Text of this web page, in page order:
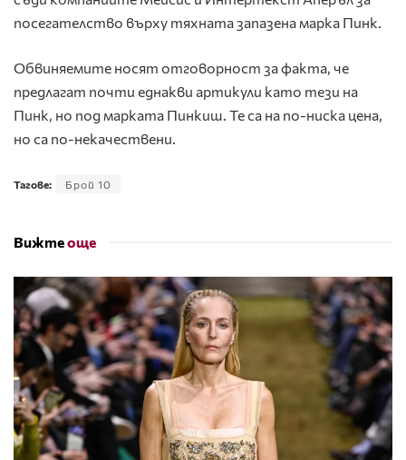
посегателство върху тяхната запазена марка Пинк.
Обвиняемите носят отговорност за факта, че
предлагат почти еднакви артикули като тези на
Пинк, но под марката Пинкиш. Те са на по-ниска цена,
но са по-некачествени.
Тагове: Брой 10
Вижтеоще